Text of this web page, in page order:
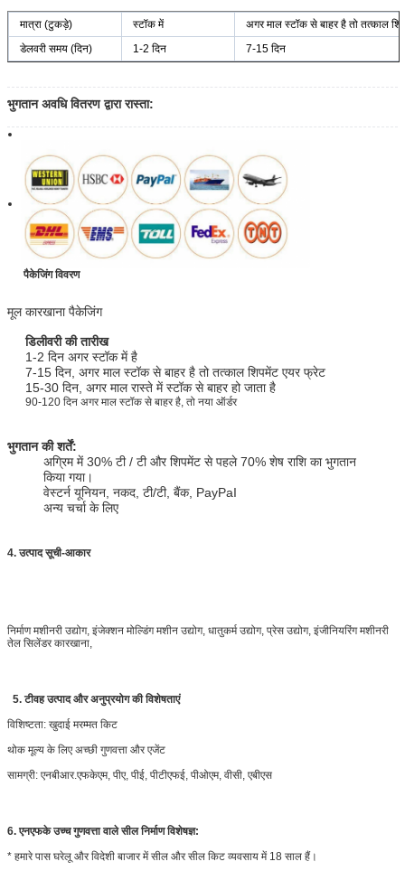
मात्रा (टुकड़े) स्टॉक में
अगर माल स्टॉक से बाहर है तो तत्काल
डेलवरी समय (दिन)
1-2 दिन 7-15 दिन
भुगतान अवधि वितरण द्वारा रास्ता:
पैकेजिंग विवरण
मूल कारखाना पैकेजिंग
डिलीवरी की तारीख
1-2 दिन अगर स्टॉक में है
7-15 दिन, अगर माल स्टॉक से बाहर है तो तत्काल शिपमेंट एयर फ्रेट
15-30 दिन, अगर माल रास्ते में स्टॉक से बाहर हो जाता है
90-120 दिन अगर माल स्टॉक से बाहर है, तो नया ऑर्डर
भुगतान की शर्तें:
अग्रिम में 30% टी / टी और शिपमेंट से पहले 70% शेष राशि का भुगतान
किया गया।
वेस्टर्न यूनियन, नकद, टी/टी, बैंक, PayPaI
अन्य चर्चा के लिए
4. उत्पाद सूची-आकार
निर्माण मशीनरी उद्योग, इंजेक्शन मोल्डिंग मशीन उद्योग, धातुकर्म उद्योग, प्रेस उद्योग, इंजीनियरिंग मशीनरी
तेल सिलेंडर कारखाना,
5. टीवह उत्पाद और अनुप्रयोग की विशेषताएं
विशिष्टता: खुदाई मरम्मत किट
थोक मूल्य के लिए अच्छी गुणवत्ता और एजेंट
सामग्री: एनबीआर.एफकेएम, पीए, पीई, पीटीएफई, पीओएम, वीसी, एबीएस
6. एनएफके उच्च गुणवत्ता वाले सील निर्माण विशेषज्ञ:
* हमारे पास घरेलू और विदेशी बाजार में सील और सील किट व्यवसाय में 18 साल हैं।